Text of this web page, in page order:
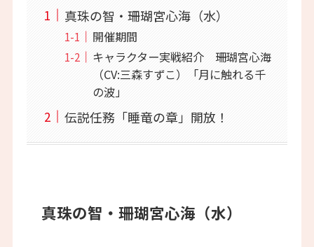
真珠の智・珊瑚宮心海（水）
開催期間
キャラクター実戦紹介 珊瑚宮心海
（CV:三森すずこ）「月に触れる千
の波」
伝説任務「睡竜の章」開放！
真珠の智・珊瑚宮心海（水）